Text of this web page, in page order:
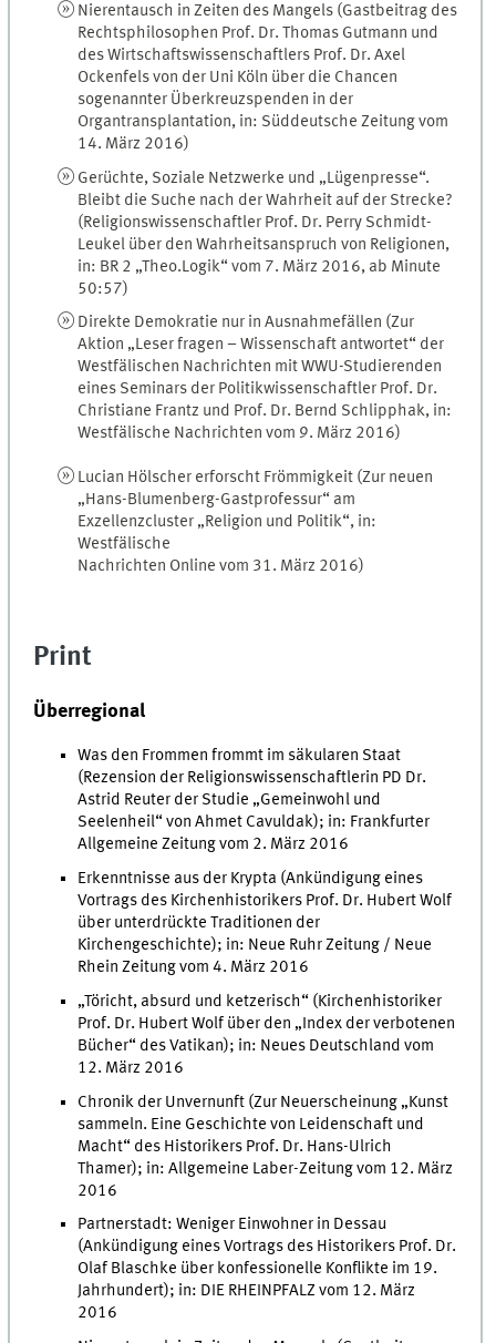
Nierentausch in Zeiten des Mangels (Gastbeitrag des
Rechtsphilosophen Prof. Dr. Thomas Gutmann und
des Wirtschaftswissenschaftlers Prof. Dr. Axel
Ockenfels von der Uni Köln über die Chancen
sogenannter Überkreuzspenden in der
Organtransplantation, in: Süddeutsche Zeitung vom
14. März 2016)
Gerüchte, Soziale Netzwerke und „Lügenpresse“.
Bleibt die Suche nach der Wahrheit auf der Strecke?
(Religionswissenschaftler Prof. Dr. Perry Schmidt-
Leukel über den Wahrheitsanspruch von Religionen,
in: BR 2 „Theo.Logik“ vom 7. März 2016, ab Minute
50:57)
Direkte Demokratie nur in Ausnahmefällen (Zur
Aktion „Leser fragen – Wissenschaft antwortet“ der
Westfälischen Nachrichten mit WWU-Studierenden
eines Seminars der Politikwissenschaftler Prof. Dr.
Christiane Frantz und Prof. Dr. Bernd Schlipphak, in:
Westfälische Nachrichten vom 9. März 2016)
Lucian Hölscher erforscht Frömmigkeit (Zur neuen
„Hans-Blumenberg-Gastprofessur“ am
Exzellenzcluster „Religion und Politik“, in:
Westfälische
Nachrichten Online vom 31. März 2016)
Print
Überregional
Was den Frommen frommt im säkularen Staat
(Rezension der Religionswissenschaftlerin PD Dr.
Astrid Reuter der Studie „Gemeinwohl und
Seelenheil“ von Ahmet Cavuldak); in: Frankfurter
Allgemeine Zeitung vom 2. März 2016
Erkenntnisse aus der Krypta (Ankündigung eines
Vortrags des Kirchenhistorikers Prof. Dr. Hubert Wolf
über unterdrückte Traditionen der
Kirchengeschichte); in: Neue Ruhr Zeitung / Neue
Rhein Zeitung vom 4. März 2016
„Töricht, absurd und ketzerisch“ (Kirchenhistoriker
Prof. Dr. Hubert Wolf über den „Index der verbotenen
Bücher“ des Vatikan); in: Neues Deutschland vom
12. März 2016
Chronik der Unvernunft (Zur Neuerscheinung „Kunst
sammeln. Eine Geschichte von Leidenschaft und
Macht“ des Historikers Prof. Dr. Hans-Ulrich
Thamer); in: Allgemeine Laber-Zeitung vom 12. März
2016
Partnerstadt: Weniger Einwohner in Dessau
(Ankündigung eines Vortrags des Historikers Prof. Dr.
Olaf Blaschke über konfessionelle Konflikte im 19.
Jahrhundert); in: DIE RHEINPFALZ vom 12. März
2016